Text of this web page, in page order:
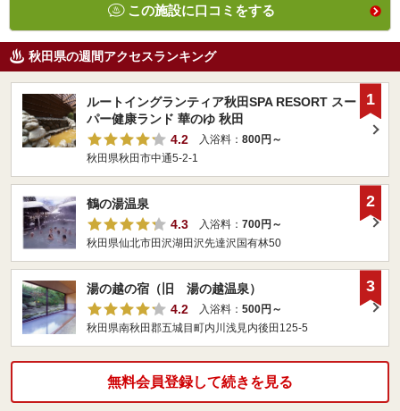
この施設に口コミをする
秋田県の週間アクセスランキング
ルートイングランティア秋田SPA RESORT スー
パー健康ランド 華のゆ 秋田
4.2
入浴料： 800円～
秋田県秋田市中通5-2-1
1
鶴の湯温泉
4.3
入浴料： 700円～
秋田県仙北市田沢湖田沢先達沢国有林50
2
湯の越の宿（旧 湯の越温泉）
4.2
入浴料： 500円～
秋田県南秋田郡五城目町内川浅見内後田125-5
3
無料会員登録して続きを見る